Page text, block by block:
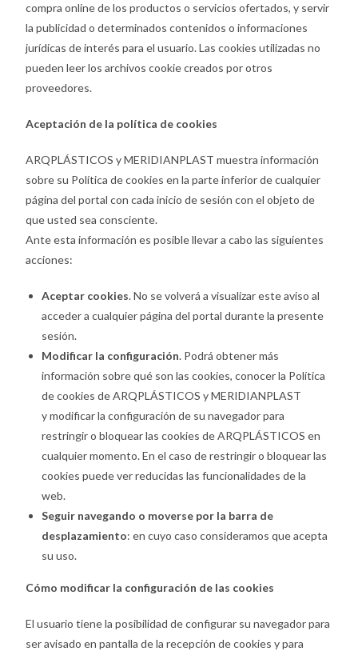
compra online de los productos o servicios ofertados, y servir
la publicidad o determinados contenidos o informaciones
jurídicas de interés para el usuario. Las cookies utilizadas no
pueden leer los archivos cookie creados por otros
proveedores.
Aceptación de la política de cookies
ARQPLÁSTICOS y MERIDIANPLAST muestra información
sobre su Política de cookies en la parte inferior de cualquier
página del portal con cada inicio de sesión con el objeto de
que usted sea consciente.
Ante esta información es posible llevar a cabo las siguientes
acciones:
Aceptar cookies. No se volverá a visualizar este aviso al
acceder a cualquier página del portal durante la presente
sesión.
Modificar la configuración. Podrá obtener más
información sobre qué son las cookies, conocer la Política
de cookies de ARQPLÁSTICOS y MERIDIANPLAST
y modificar la configuración de su navegador para
restringir o bloquear las cookies de ARQPLÁSTICOS en
cualquier momento. En el caso de restringir o bloquear las
cookies puede ver reducidas las funcionalidades de la
web.
Seguir navegando o moverse por la barra de
desplazamiento: en cuyo caso consideramos que acepta
su uso.
Cómo modificar la configuración de las cookies
El usuario tiene la posibilidad de configurar su navegador para
ser avisado en pantalla de la recepción de cookies y para